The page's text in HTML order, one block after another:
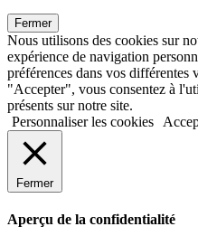
Fermer
Nous utilisons des cookies sur
expérience de navigation
préférences dans vos différentes
"Accepter", vous consentez à
présents sur notre site.
Personnaliser les cookies
Fermer
Aperçu de la confidentialité